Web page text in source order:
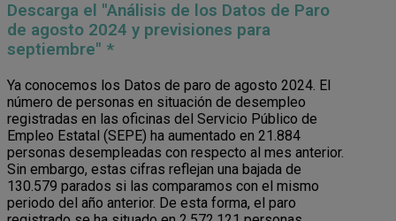
Descarga el "Análisis de los Datos de Paro
de agosto 2024 y previsiones para
septiembre" *
Ya conocemos los Datos de paro de agosto 2024. El
número de personas en situación de desempleo
registradas en las oficinas del Servicio Público de
Empleo Estatal (SEPE) ha aumentado en 21.884
personas desempleadas con respecto al mes anterior.
Sin embargo, estas cifras reflejan una bajada de
130.579 parados si las comparamos con el mismo
periodo del año anterior. De esta forma, el paro